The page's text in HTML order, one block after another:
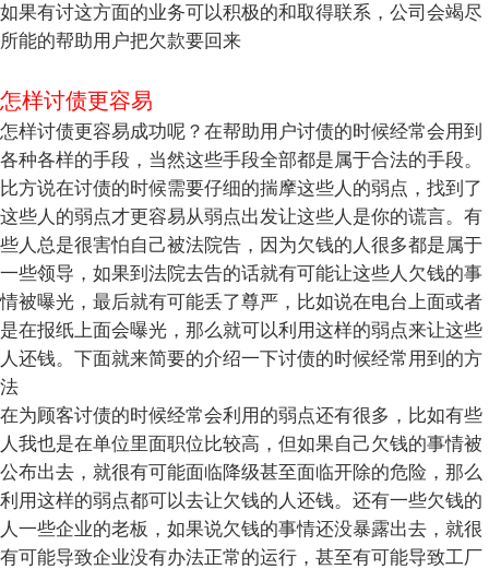
如果有讨这方面的业务可以积极的和取得联系，公司会竭尽
所能的帮助用户把欠款要回来
怎样讨债更容易
怎样讨债更容易成功呢？在帮助用户讨债的时候经常会用到
各种各样的手段，当然这些手段全部都是属于合法的手段。
比方说在讨债的时候需要仔细的揣摩这些人的弱点，找到了
这些人的弱点才更容易从弱点出发让这些人是你的谎言。有
些人总是很害怕自己被法院告，因为欠钱的人很多都是属于
一些领导，如果到法院去告的话就有可能让这些人欠钱的事
情被曝光，最后就有可能丢了尊严，比如说在电台上面或者
是在报纸上面会曝光，那么就可以利用这样的弱点来让这些
人还钱。下面就来简要的介绍一下讨债的时候经常用到的方
法
在为顾客讨债的时候经常会利用的弱点还有很多，比如有些
人我也是在单位里面职位比较高，但如果自己欠钱的事情被
公布出去，就很有可能面临降级甚至面临开除的危险，那么
利用这样的弱点都可以去让欠钱的人还钱。还有一些欠钱的
人一些企业的老板，如果说欠钱的事情还没暴露出去，就很
有可能导致企业没有办法正常的运行，甚至有可能导致工厂